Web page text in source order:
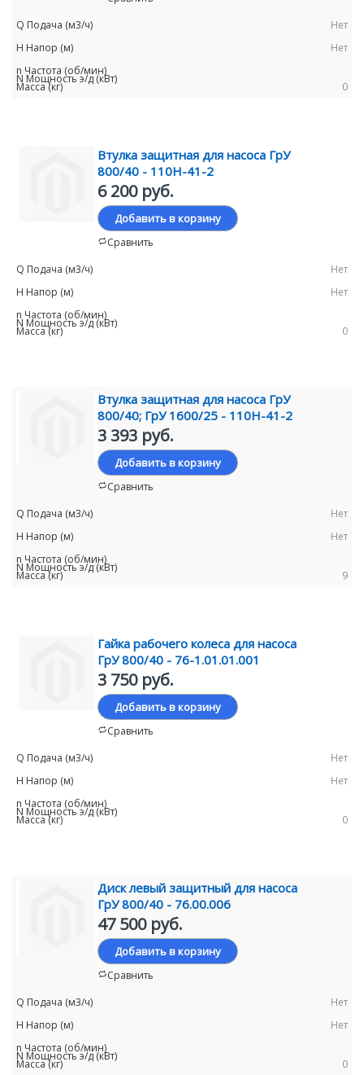
Нет
Нет
0
Втулка защитная для насоса ГрУ
800/40 - 110Н-41-2
6 200 руб.
Добавить в корзину
Сравнить
Нет
Нет
0
Втулка защитная для насоса ГрУ
800/40; ГрУ 1600/25 - 110Н-41-2
3 393 руб.
Добавить в корзину
Сравнить
Нет
Нет
9
Гайка рабочего колеса для насоса
ГрУ 800/40 - 76-1.01.01.001
3 750 руб.
Добавить в корзину
Сравнить
Нет
Нет
0
Диск левый защитный для насоса
ГрУ 800/40 - 76.00.006
47 500 руб.
Добавить в корзину
Сравнить
Нет
Нет
0